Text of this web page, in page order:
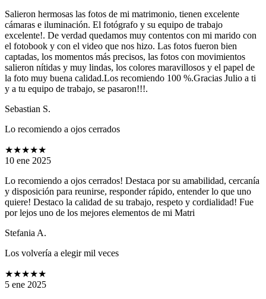
Salieron hermosas las fotos de mi matrimonio, tienen excelente
cámaras e iluminación. El fotógrafo y su equipo de trabajo
excelente!. De verdad quedamos muy contentos con mi marido con
el fotobook y con el video que nos hizo. Las fotos fueron bien
captadas, los momentos más precisos, las fotos con movimientos
salieron nítidas y muy lindas, los colores maravillosos y el papel de
la foto muy buena calidad.Los recomiendo 100 %.Gracias Julio a ti
y a tu equipo de trabajo, se pasaron!!!.
Sebastian S.
Lo recomiendo a ojos cerrados
★★★★★
10 ene 2025
Lo recomiendo a ojos cerrados! Destaca por su amabilidad, cercanía
y disposición para reunirse, responder rápido, entender lo que uno
quiere! Destaco la calidad de su trabajo, respeto y cordialidad! Fue
por lejos uno de los mejores elementos de mi Matri
Stefania A.
Los volvería a elegir mil veces
★★★★★
5 ene 2025